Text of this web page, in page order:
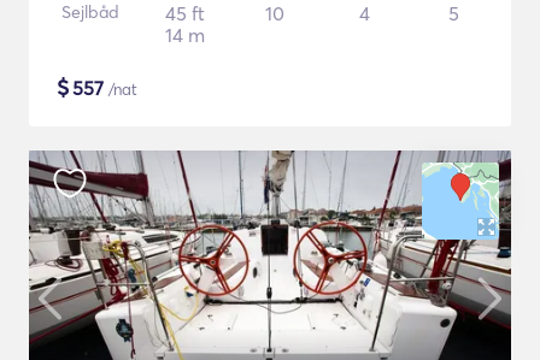
Sejlbåd
45 ft
14 m
10 4 5
$557 /nat